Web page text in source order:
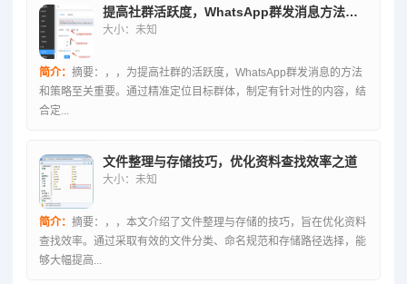
提高社群活跃度，WhatsApp群发消息方法与策略全解析
大小：未知
简介： 摘要：，，为提高社群的活跃度，WhatsApp群发消息的方法
和策略至关重要。通过精准定位目标群体，制定有针对性的内容，结
合定...
文件整理与存储技巧，优化资料查找效率之道
大小：未知
简介： 摘要：，，本文介绍了文件整理与存储的技巧，旨在优化资料
查找效率。通过采取有效的文件分类、命名规范和存储路径选择，能
够大幅提高...